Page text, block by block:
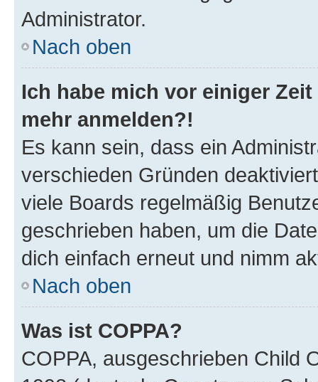
Administrator.
Nach oben
Ich habe mich vor einiger
mehr anmelden?!
Es kann sein, dass ein
verschieden Gründen
viele Boards regelmäßig
geschrieben haben, um die
dich einfach erneut und nimm
Nach oben
Was ist COPPA?
COPPA, ausgeschrieben Child